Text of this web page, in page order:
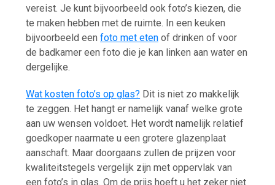
vereist. Je kunt bijvoorbeeld ook foto’s kiezen, die
te maken hebben met de ruimte. In een keuken
bijvoorbeeld eenfoto met eten of drinken of voor
de badkamer een foto die je kan linken aan water en
dergelijke.
Wat kosten foto’s op glas? Dit is niet zo makkelijk
te zeggen. Het hangt er namelijk vanaf welke grote
aan uw wensen voldoet. Het wordt namelijk relatief
goedkoper naarmate u een grotere glazenplaat
aanschaft. Maar doorgaans zullen de prijzen voor
kwaliteitstegels vergelijk zijn met oppervlak van
een foto’s in glas. Om de prijs hoeft u het zeker niet